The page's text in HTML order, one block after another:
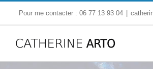
Pour me contacter : 06 77 13 93 04